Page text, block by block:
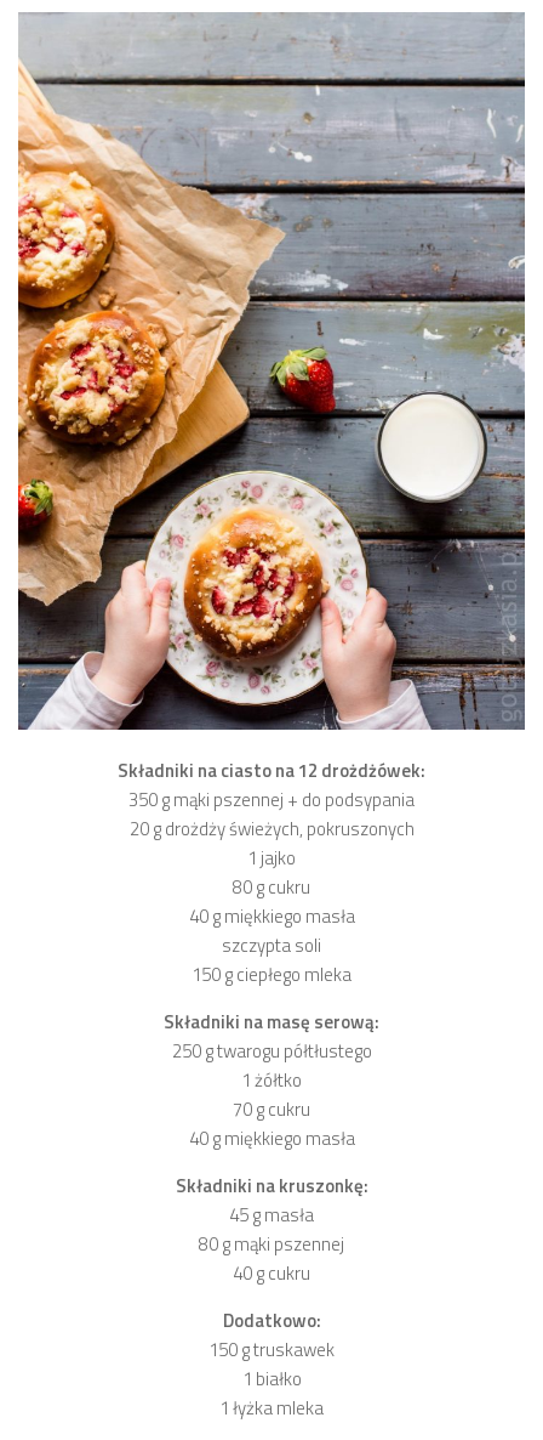
Składniki na ciasto na 12 drożdżówek:
350 g mąki pszennej + do podsypania
20 g drożdży świeżych, pokruszonych
1 jajko
80 g cukru
40 g miękkiego masła
szczypta soli
150 g ciepłego mleka
Składniki na masę serową:
250 g twarogu półtłustego
1 żółtko
70 g cukru
40 g miękkiego masła
Składniki na kruszonkę:
45 g masła
80 g mąki pszennej
40 g cukru
Dodatkowo:
150 g truskawek
1 białko
1 łyżka mleka